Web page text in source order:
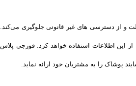
و از دسترسی‌ های غیر قانونی جلوگیری می‌کند.
این اطلاعات استفاده خواهد کرد. فورجی پلاس
پوشاک را به مشتریان خود ارائه نماید.